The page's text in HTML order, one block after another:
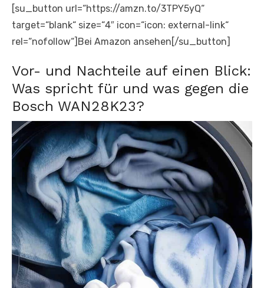
[su_button url=“https://amzn.to/3TPY5yQ“
target=“blank“ size=“4″ icon=“icon: external-link“
rel=“nofollow“]Bei Amazon ansehen[/su_button]
Vor- und Nachteile auf einen Blick:
Was spricht für und was gegen die
Bosch WAN28K23?